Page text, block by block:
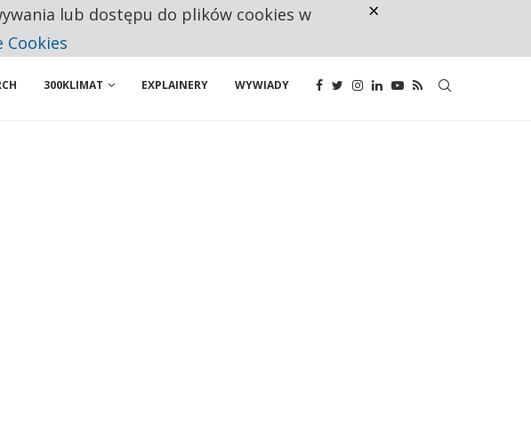
300KLIMAT EXPLAINERY WYWIADY
lub dostępu do plików cookies w
Cookies
×